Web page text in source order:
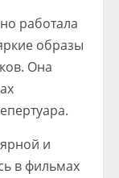
работала
образы
Она
и
в фильмах